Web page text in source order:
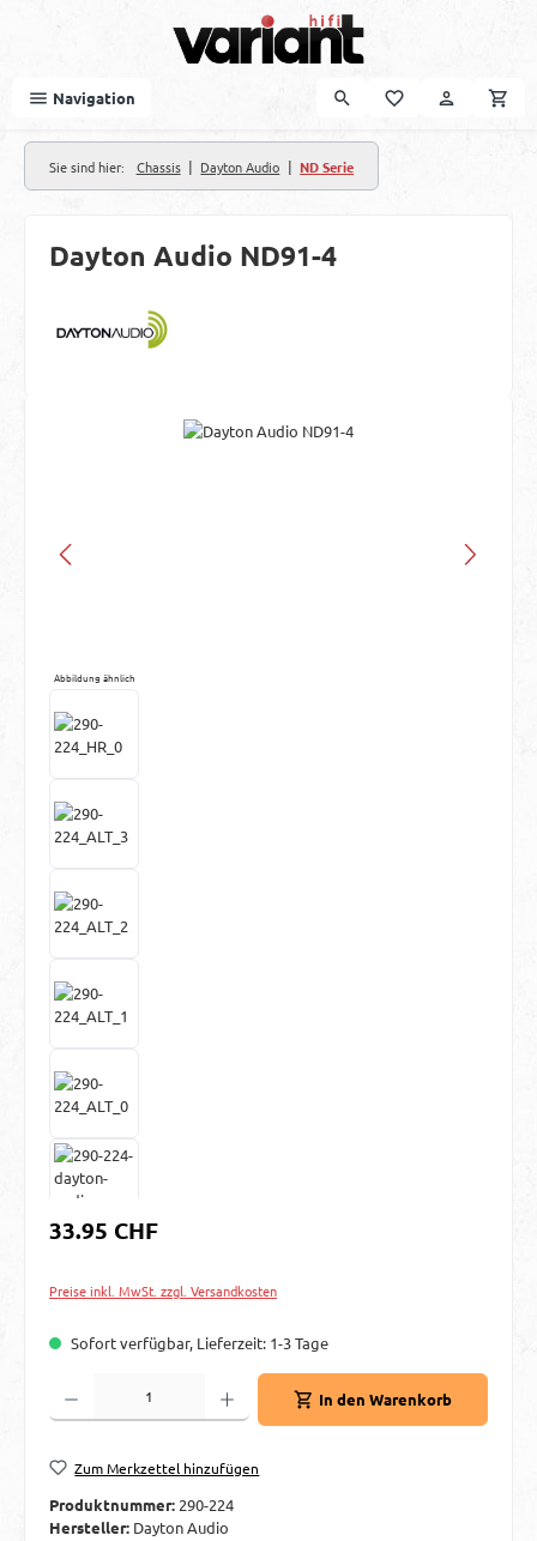
Navigation
Sie sind hier: Chassis | Dayton Audio | ND Serie
Dayton Audio ND91-4
Bildergalerie überspringen
Abbildung ähnlich
Regulärer Preis:
33.95 CHF
Preise inkl. MwSt. zzgl. Versandkosten
Sofort verfügbar, Lieferzeit: 1-3 Tage
Produkt Anzahl: Gib den gewünschten Wert ein oder benutze die Schaltflächen
In den Warenkorb
Zum Merkzettel hinzufügen
Produktnummer: 290-224
Hersteller: Dayton Audio